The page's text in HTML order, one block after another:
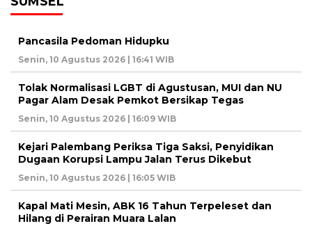
Pancasila Pedoman Hidupku
Senin, 10 Agustus 2026 | 16:41 WIB
Tolak Normalisasi LGBT di Agustusan, MUI dan NU
Pagar Alam Desak Pemkot Bersikap Tegas
Senin, 10 Agustus 2026 | 16:09 WIB
Kejari Palembang Periksa Tiga Saksi, Penyidikan
Dugaan Korupsi Lampu Jalan Terus Dikebut
Senin, 10 Agustus 2026 | 16:05 WIB
Kapal Mati Mesin, ABK 16 Tahun Terpeleset dan
Hilang di Perairan Muara Lalan